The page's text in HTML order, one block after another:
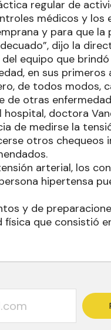
regular de
médicos y los
y para que la
dijo la
equipo que brindó
en sus primeros
de todos modos,
de otras
doctora
de medirse la
otros chequeos
arterial, los
hipertensa
y de
que consistió